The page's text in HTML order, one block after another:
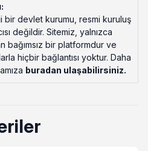
bir devlet kurumu, resmi kuruluş
değildir. Sitemiz, yalnızca
bağımsız bir platformdur ve
hiçbir bağlantısı yoktur. Daha
buradan ulaşabilirsiniz.